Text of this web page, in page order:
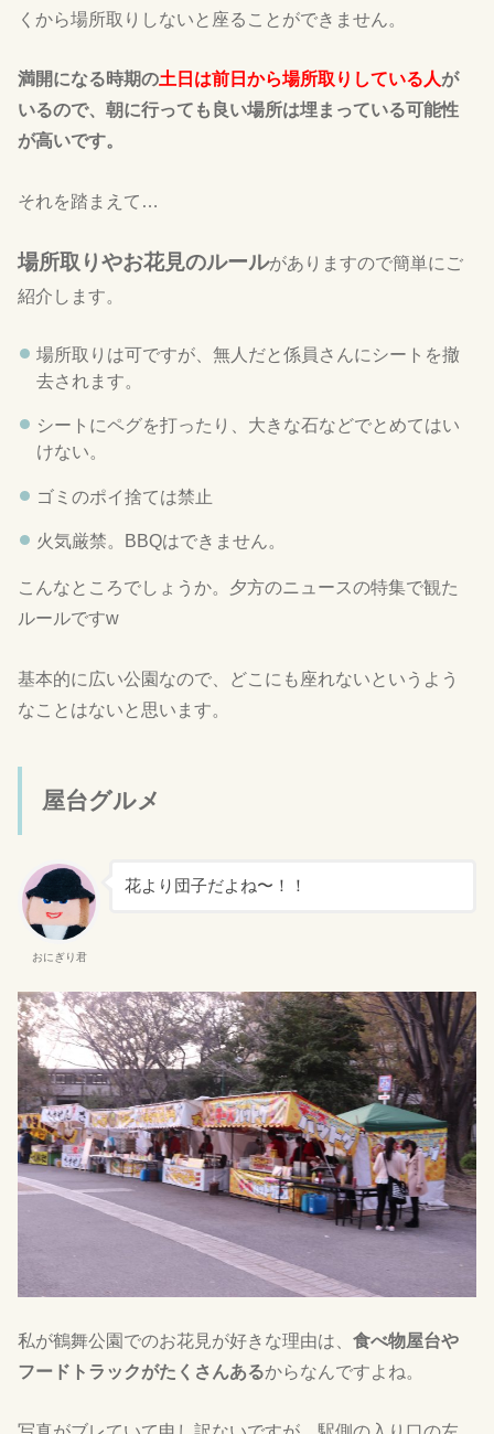
くから場所取りしないと座ることができません。
満開になる時期の土日は前日から場所取りしている人が
いるので、朝に行っても良い場所は埋まっている可能性
が高いです。
それを踏まえて…
場所取りやお花見のルールがありますので簡単にご
紹介します。
場所取りは可ですが、無人だと係員さんにシートを撤
去されます。
シートにペグを打ったり、大きな石などでとめてはい
けない。
ゴミのポイ捨ては禁止
火気厳禁。BBQはできません。
こんなところでしょうか。夕方のニュースの特集で観た
ルールですw
基本的に広い公園なので、どこにも座れないというよう
なことはないと思います。
屋台グルメ
おにぎり君
花より団子だよね〜！！
私が鶴舞公園でのお花見が好きな理由は、食べ物屋台や
フードトラックがたくさんあるからなんですよね。